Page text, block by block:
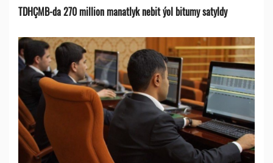
TDHÇMB-da 270 million manatlyk nebit ýol bitumy satyldy